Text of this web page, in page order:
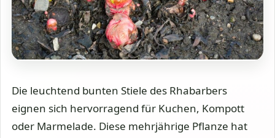
Die leuchtend bunten Stiele des Rhabarbers
eignen sich hervorragend für Kuchen, Kompott
oder Marmelade. Diese mehrjährige Pflanze hat